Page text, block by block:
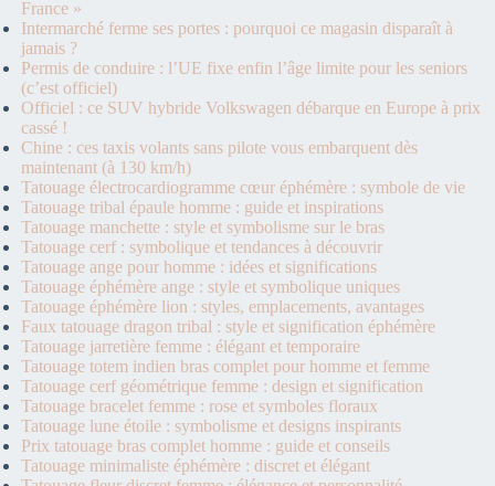
France »
Intermarché ferme ses portes : pourquoi ce magasin disparaît à
jamais ?
Permis de conduire : l’UE fixe enfin l’âge limite pour les seniors
(c’est officiel)
Officiel : ce SUV hybride Volkswagen débarque en Europe à prix
cassé !
Chine : ces taxis volants sans pilote vous embarquent dès
maintenant (à 130 km/h)
Tatouage électrocardiogramme cœur éphémère : symbole de vie
Tatouage tribal épaule homme : guide et inspirations
Tatouage manchette : style et symbolisme sur le bras
Tatouage cerf : symbolique et tendances à découvrir
Tatouage ange pour homme : idées et significations
Tatouage éphémère ange : style et symbolique uniques
Tatouage éphémère lion : styles, emplacements, avantages
Faux tatouage dragon tribal : style et signification éphémère
Tatouage jarretière femme : élégant et temporaire
Tatouage totem indien bras complet pour homme et femme
Tatouage cerf géométrique femme : design et signification
Tatouage bracelet femme : rose et symboles floraux
Tatouage lune étoile : symbolisme et designs inspirants
Prix tatouage bras complet homme : guide et conseils
Tatouage minimaliste éphémère : discret et élégant